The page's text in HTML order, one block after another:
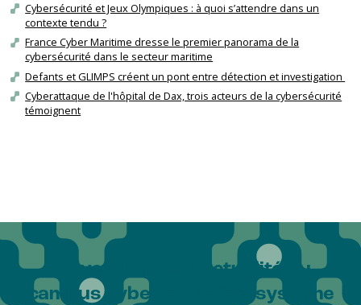
Cybersécurité et Jeux Olympiques : à quoi s’attendre dans un
contexte tendu ?
France Cyber Maritime dresse le premier panorama de la
cybersécurité dans le secteur maritime
Defants et GLIMPS créent un pont entre détection et investigation
Cyberattaque de l'hôpital de Dax, trois acteurs de la cybersécurité
témoignent
Suivez de près l’actualité du
campus cyber et de l'écosystème